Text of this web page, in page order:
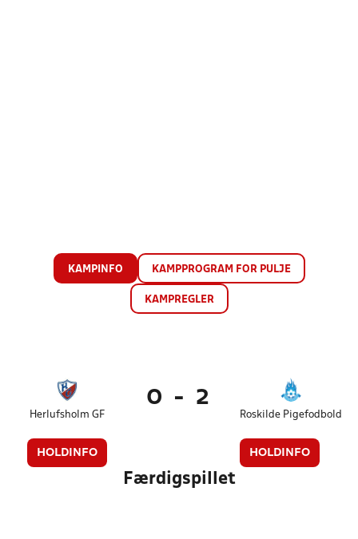
KAMPINFO KAMPPROGRAM FOR PULJE
KAMPREGLER
Herlufsholm GF
HOLDINFO
0 - 2
Roskilde Pigefodbold
HOLDINFO
Færdigspillet